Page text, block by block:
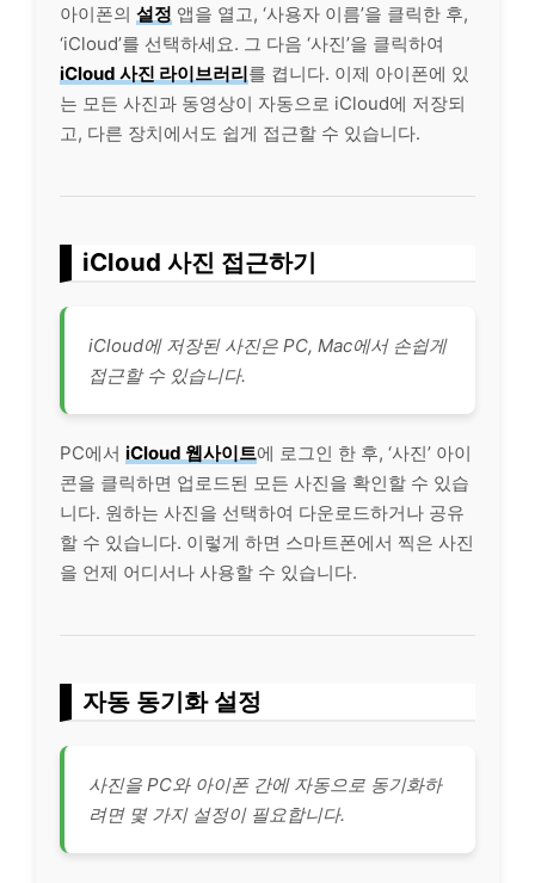
아이폰의 설정 앱을 열고, ‘사용자 이름’을 클릭한 후,
‘iCloud’를 선택하세요. 그 다음 ‘사진’을 클릭하여
iCloud 사진 라이브러리를 켭니다. 이제 아이폰에 있
는 모든 사진과 동영상이 자동으로 iCloud에 저장되
고, 다른 장치에서도 쉽게 접근할 수 있습니다.
iCloud 사진 접근하기
iCloud에 저장된 사진은 PC, Mac에서 손쉽게
접근할 수 있습니다.
PC에서 iCloud 웹사이트에 로그인 한 후, ‘사진’ 아이
콘을 클릭하면 업로드된 모든 사진을 확인할 수 있습
니다. 원하는 사진을 선택하여 다운로드하거나 공유
할 수 있습니다. 이렇게 하면 스마트폰에서 찍은 사진
을 언제 어디서나 사용할 수 있습니다.
자동 동기화 설정
사진을 PC와 아이폰 간에 자동으로 동기화하
려면 몇 가지 설정이 필요합니다.